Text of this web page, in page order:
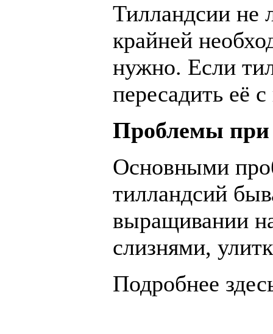
Тилландсии не
крайней
нужно. Если
пересадить её
Проблемы
Основными
тилландсий
выращивании
слизнями,
Подробнее